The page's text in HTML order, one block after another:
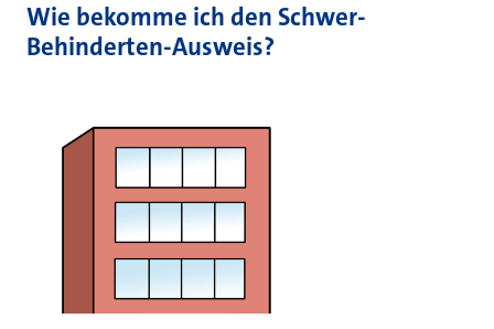
Wie bekomme ich den Schwer-
Behinderten-Ausweis?